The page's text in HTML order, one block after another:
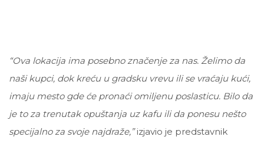
“Ova lokacija ima posebno značenje za nas. Želimo da
naši kupci, dok kreću u gradsku vrevu ili se vraćaju kući,
imaju mesto gde će pronaći omiljenu poslasticu. Bilo da
je to za trenutak opuštanja uz kafu ili da ponesu nešto
specijalno za svoje najdraže,”izjavio je predstavnik